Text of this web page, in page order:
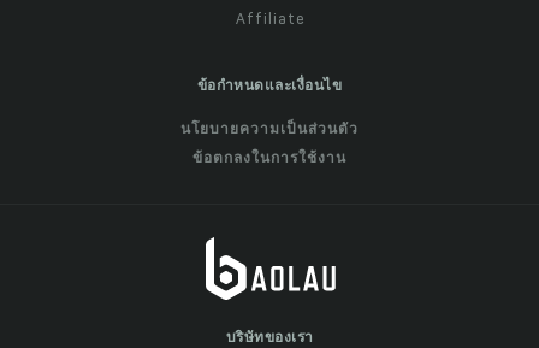
Affiliate
ข้อกำหนดและเงื่อนไข
นโยบายความเป็นส่วนตัว
ข้อตกลงในการใช้งาน
บริษัทของเรา